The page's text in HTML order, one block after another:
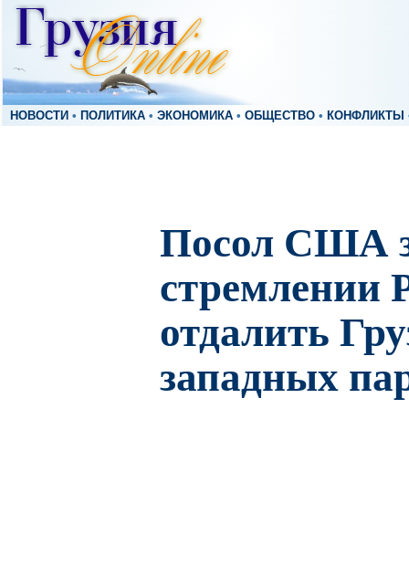
НОВОСТИ • ПОЛИТИКА • ЭКОНОМИКА • ОБЩЕСТВО • КОНФЛИКТЫ
Посол США
стремлении
отдалить
западных